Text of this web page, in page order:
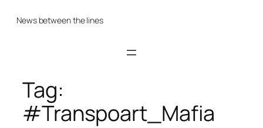
News between the lines
Tag:
#Transpoart_Mafia